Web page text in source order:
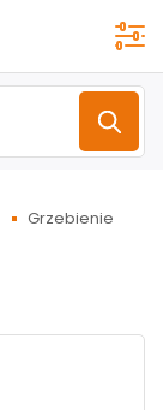
Grzebienie